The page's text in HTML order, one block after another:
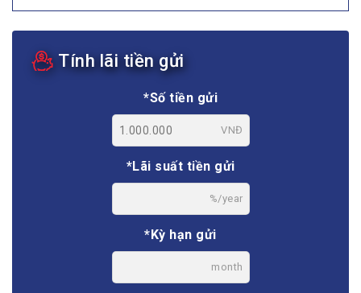
Tính lãi tiền gửi
*Số tiền gửi
VNĐ
*Lãi suất tiền gửi
%/year
*Kỳ hạn gửi
month